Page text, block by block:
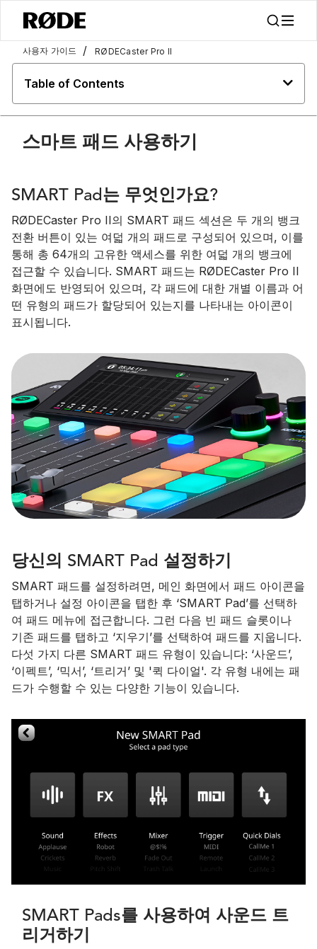
사용자 가이드 / RØDECaster Pro II
Table of Contents
스마트 패드 사용하기
SMART Pad는 무엇인가요?
RØDECaster Pro II의 SMART 패드 섹션은 두 개의 뱅크
전환 버튼이 있는 여덟 개의 패드로 구성되어 있으며, 이를
통해 총 64개의 고유한 액세스를 위한 여덟 개의 뱅크에
접근할 수 있습니다. SMART 패드는 RØDECaster Pro II
화면에도 반영되어 있으며, 각 패드에 대한 개별 이름과 어
떤 유형의 패드가 할당되어 있는지를 나타내는 아이콘이
표시됩니다.
당신의 SMART Pad 설정하기
SMART 패드를 설정하려면, 메인 화면에서 패드 아이콘을
탭하거나 설정 아이콘을 탭한 후 ‘SMART Pad’를 선택하
여 패드 메뉴에 접근합니다. 그런 다음 빈 패드 슬롯이나
기존 패드를 탭하고 ‘지우기’를 선택하여 패드를 지웁니다.
다섯 가지 다른 SMART 패드 유형이 있습니다: ‘사운드’,
‘이펙트’, ‘믹서’, ‘트리거’ 및 '퀵 다이얼'. 각 유형 내에는 패
드가 수행할 수 있는 다양한 기능이 있습니다.
SMART Pads를 사용하여 사운드 트
리거하기